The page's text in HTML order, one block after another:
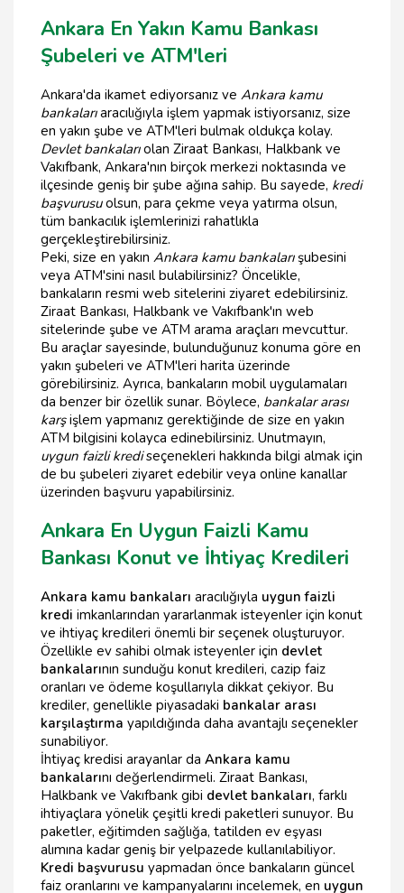
Ankara En Yakın Kamu Bankası
Şubeleri ve ATM'leri
Ankara'da ikamet ediyorsanız ve Ankara kamu
bankalarıaracılığıyla işlem yapmak istiyorsanız, size
en yakın şube ve ATM'leri bulmak oldukça kolay.
Devlet bankalarıolan Ziraat Bankası, Halkbank ve
Vakıfbank, Ankara'nın birçok merkezi noktasında ve
ilçesinde geniş bir şube ağına sahip. Bu sayede, kredi
başvurusuolsun, para çekme veya yatırma olsun,
tüm bankacılık işlemlerinizi rahatlıkla
gerçekleştirebilirsiniz.
Peki, size en yakın Ankara kamu bankalarışubesini
veya ATM'sini nasıl bulabilirsiniz? Öncelikle,
bankaların resmi web sitelerini ziyaret edebilirsiniz.
Ziraat Bankası, Halkbank ve Vakıfbank'ın web
sitelerinde şube ve ATM arama araçları mevcuttur.
Bu araçlar sayesinde, bulunduğunuz konuma göre en
yakın şubeleri ve ATM'leri harita üzerinde
görebilirsiniz. Ayrıca, bankaların mobil uygulamaları
da benzer bir özellik sunar. Böylece, bankalar arası
karşişlem yapmanız gerektiğinde de size en yakın
ATM bilgisini kolayca edinebilirsiniz. Unutmayın,
uygun faizli krediseçenekleri hakkında bilgi almak için
de bu şubeleri ziyaret edebilir veya online kanallar
üzerinden başvuru yapabilirsiniz.
Ankara En Uygun Faizli Kamu
Bankası Konut ve İhtiyaç Kredileri
Ankara kamu bankaları aracılığıyla uygun faizli
kredi imkanlarından yararlanmak isteyenler için konut
ve ihtiyaç kredileri önemli bir seçenek oluşturuyor.
Özellikle ev sahibi olmak isteyenler için devlet
bankalarının sunduğu konut kredileri, cazip faiz
oranları ve ödeme koşullarıyla dikkat çekiyor. Bu
krediler, genellikle piyasadaki bankalar arası
karşılaştırma yapıldığında daha avantajlı seçenekler
sunabiliyor.
İhtiyaç kredisi arayanlar da Ankara kamu
bankalarını değerlendirmeli. Ziraat Bankası,
Halkbank ve Vakıfbank gibi devlet bankaları, farklı
ihtiyaçlara yönelik çeşitli kredi paketleri sunuyor. Bu
paketler, eğitimden sağlığa, tatilden ev eşyası
alımına kadar geniş bir yelpazede kullanılabiliyor.
Kredi başvurusu yapmadan önce bankaların güncel
faiz oranlarını ve kampanyalarını incelemek, en uygun